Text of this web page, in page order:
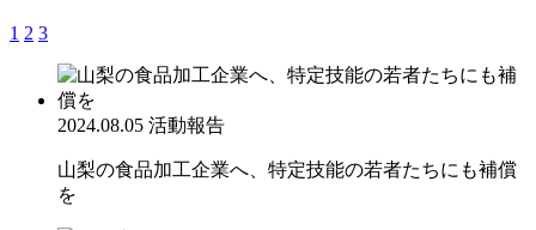
1 2 3
2024.08.05 活動報告
山梨の食品加工企業へ、特定技能の若者たちにも補償
を